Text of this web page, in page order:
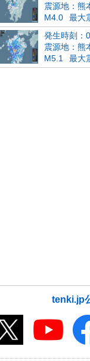
震源地：熊
M4.0
最大
発生時刻：
震源地：熊
M5.1
最大
tenki.jp